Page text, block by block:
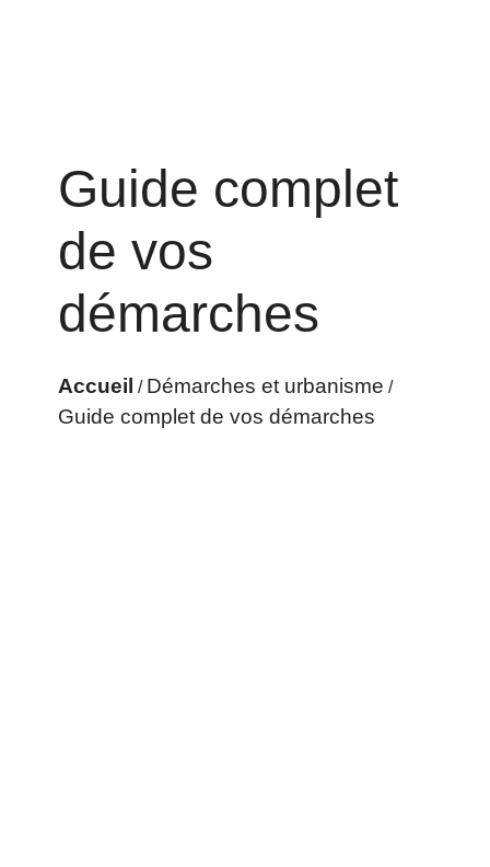
Guide complet
de vos
démarches
Accueil / Démarches et urbanisme /
Guide complet de vos démarches